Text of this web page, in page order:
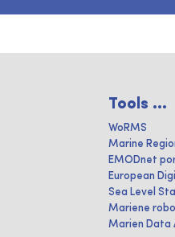
Tools ...
WoRMS
Marine
EMODnet
European
Sea Level
Mariene
Marien Data